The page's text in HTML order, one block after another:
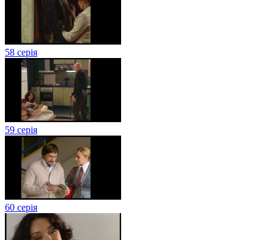
58 серія
59 серія
60 серія